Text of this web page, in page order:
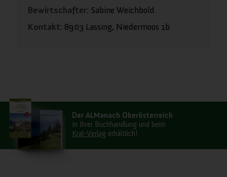
Bewirtschafter: Sabine Weichbold
Kontakt: 8903 Lassing, Niedermoos 1b
Der ALManach Oberösterreich
In Ihrer Buchhandlung und beim
Kral-Verlag erhältlich!